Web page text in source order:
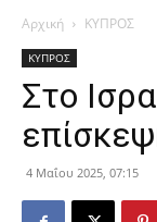
Αρχική ΚΥΠΡΟΣ
ΚΥΠΡΟΣ
Στο
4 Μαΐου 2025, 07:15